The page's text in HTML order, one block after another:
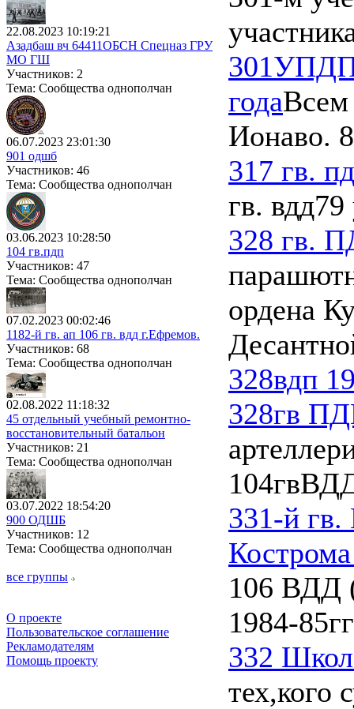
22.08.2023 10:19:21
Азадбаш вч 64411ОБСН Спецназ ГРУ
МО ГШ
Участников: 2
Тема: Сообщества однополчан
06.07.2023 23:01:30
901 одшб
Участников: 46
Тема: Сообщества однополчан
03.06.2023 10:28:50
104 гв.пдп
Участников: 47
Тема: Сообщества однополчан
07.02.2023 00:02:46
1182-й гв. ап 106 гв. вдд г.Ефремов.
Участников: 68
Тема: Сообщества однополчан
02.08.2022 11:18:32
45 отдельный учебный ремонтно-
восстановительный батальон
Участников: 21
Тема: Сообщества однополчан
03.07.2022 18:54:20
900 ОДШБ
Участников: 12
Тема: Сообщества однополчан
все группы
О проекте
Пользовательское соглашение
Рекламодателям
Помощь проекту
301УПДП
годаВсем
Ионаво.
317 гв.
гв. вдд79
328 гв.
ордена
328вдп
328гв
331-й
106 ВДД
1984-85гг
332
тех,кого